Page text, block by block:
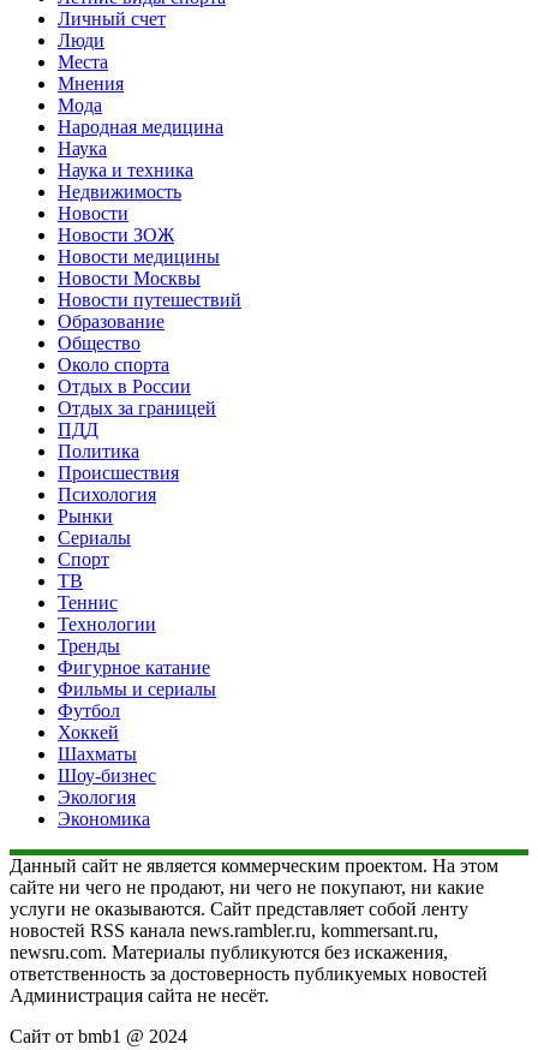
Личный счет
Люди
Места
Мнения
Мода
Народная медицина
Наука
Наука и техника
Недвижимость
Новости
Новости ЗОЖ
Новости медицины
Новости Москвы
Новости путешествий
Образование
Общество
Около спорта
Отдых в России
Отдых за границей
ПДД
Политика
Происшествия
Психология
Рынки
Сериалы
Спорт
ТВ
Теннис
Технологии
Тренды
Фигурное катание
Фильмы и сериалы
Футбол
Хоккей
Шахматы
Шоу-бизнес
Экология
Экономика
Данный сайт не является коммерческим проектом. На этом
сайте ни чего не продают, ни чего не покупают, ни какие
услуги не оказываются. Сайт представляет собой ленту
новостей RSS канала news.rambler.ru, kommersant.ru,
newsru.com. Материалы публикуются без искажения,
ответственность за достоверность публикуемых новостей
Администрация сайта не несёт.
Сайт от bmb1 @ 2024